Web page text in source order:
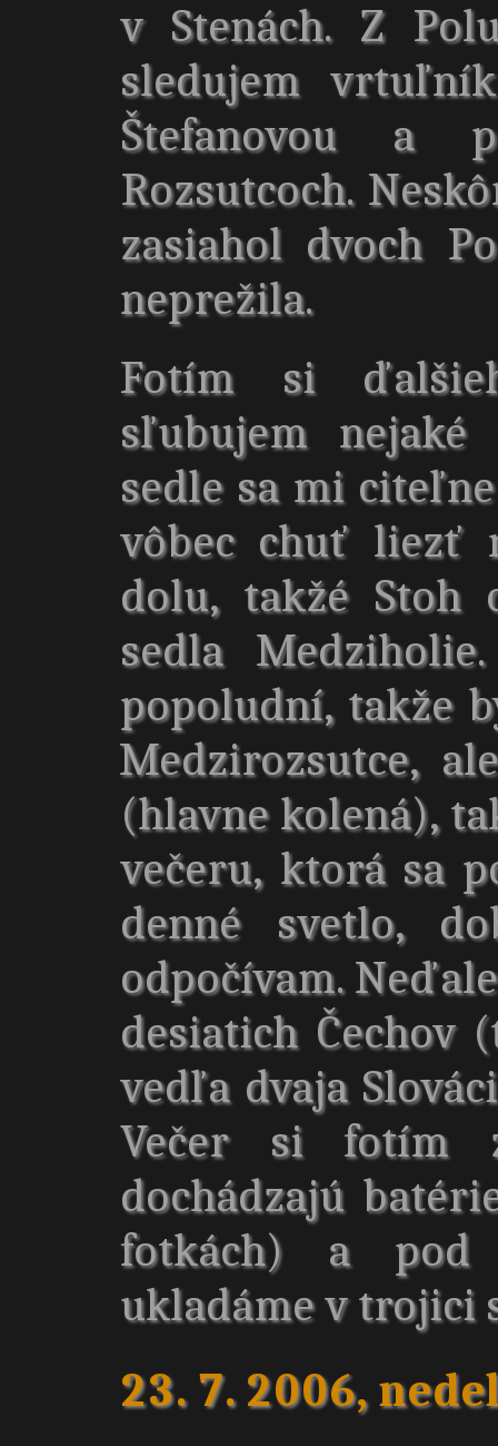
v Stenách. Z
sledujem
Štefanovou a
Rozsutcoch.
zasiahol dvoch
neprežila.
Fotím si
sľubujem
sedle sa mi
vôbec chuť liezť
dolu, takžé Stoh
sedla
popoludní, takže
Medzirozsutce,
(hlavne kolená),
večeru, ktorá sa
denné svetlo,
odpočívam.
desiatich Čechov
vedľa dvaja
Večer si fotím
dochádzajú
fotkách) a pod
ukladáme v trojici
23. 7. 2006,